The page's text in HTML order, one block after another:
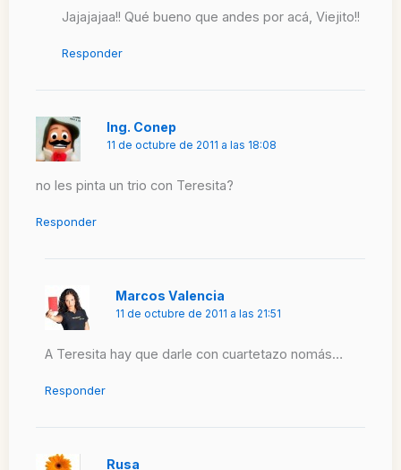
Jajajajaa!! Qué bueno que andes por acá, Viejito!!
Responder
Ing. Conep
11 de octubre de 2011 a las 18:08
no les pinta un trio con Teresita?
Responder
Marcos Valencia
11 de octubre de 2011 a las 21:51
A Teresita hay que darle con cuartetazo nomás…
Responder
Rusa